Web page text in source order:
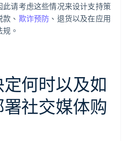
请考虑这些情况来设计支持策
、 欺诈预防 、退货以及在应用
。
何时以及如
社交媒体购